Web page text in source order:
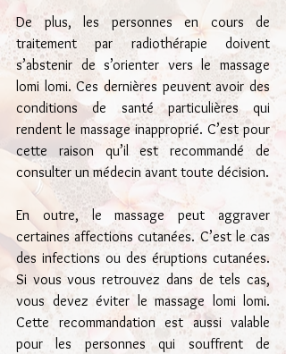
De plus, les personnes en cours de
traitement par radiothérapie doivent
s’abstenir de s’orienter vers le massage
lomi lomi. Ces dernières peuvent avoir des
conditions de santé particulières qui
rendent le massage inapproprié. C’est pour
cette raison qu’il est recommandé de
consulter un médecin avant toute décision.
En outre, le massage peut aggraver
certaines affections cutanées. C’est le cas
des infections ou des éruptions cutanées.
Si vous vous retrouvez dans de tels cas,
vous devez éviter le massage lomi lomi.
Cette recommandation est aussi valable
pour les personnes qui souffrent de